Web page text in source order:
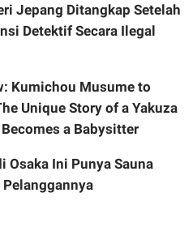
Jepang Ditangkap Setelah
Detektif Secara Ilegal
Kumichou Musume to
Unique Story of a Yakuza
a Babysitter
Osaka Ini Punya Sauna